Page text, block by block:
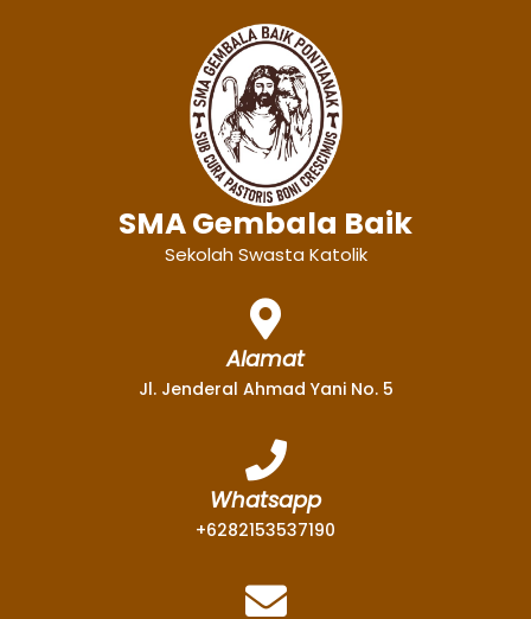
SMA Gembala Baik
Sekolah Swasta Katolik
Alamat
Jl. Jenderal Ahmad Yani No. 5
Whatsapp
+6282153537190